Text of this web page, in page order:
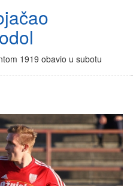
1919 obavio u subotu